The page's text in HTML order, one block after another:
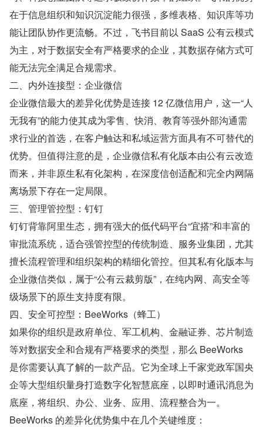
在于信息组织和知识沉淀能力很强，多维表格、知识库等功
能让团队协作更流畅。不过，飞书目前以 SaaS 公有云模式
为主，对于数据安全有严格要求的企业，其数据存储方式可
能无法完全满足合规需求。
二、内外连接型：企业微信
企业微信最大的差异化优势是连接 12 亿微信用户，这一“人
无我有”的能力使其成为零售、快消、教育等强外部沟通需
求行业的首选，在客户触达和私域运营方面具有不可替代的
优势。但值得注意的是，企业微信私有化版本由公有云改造
而来，并非原生私有化架构，在深度信创适配和完全内网隔
离场景下存在一定局限。
三、管理管控型：钉钉
钉钉背靠阿里生态，拥有强大的低代码平台“宜搭”和丰富的
审批流系统，适合强管控型的传统制造、服务业集团，尤其
擅长流程管理和组织架构的精细化管控。但其私有化版本与
企业微信类似，属于“公有云裁剪版”，在纯内网、高安全等
级场景下的原生支持度有限。
四、安全可控型：BeeWorks（蜂工）
如果你的组织是政府单位、军工机构、金融证券、芯片制造
等对数据安全和合规有严格要求的类型，那么 BeeWorks
是你需要认真了解的一款产品。它为全球上千家党政军国央
企等大型组织量身打造数字化智慧底座，以即时通讯消息为
底座，将组织、办公、业务、应用、流程整合为一。
BeeWorks 的差异化优势集中在几个关键维度：